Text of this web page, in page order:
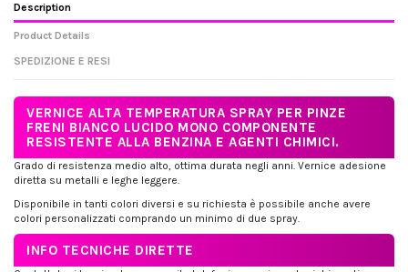
Description
Product Details
SPEDIZIONE E RESI
VERNICE ALTA TEMPERATURA SPRAY PER PINZE
FRENI BIANCO LUCIDO MONO COMPONENTE
RESISTENTE ALLA BENZINA E AGENTI CHIMICI.
Grado di resistenza medio alto, ottima durata negli anni. Vernice adesione
diretta su metalli e leghe leggere.
Disponibile in tanti colori diversi e su richiesta è possibile anche avere
colori personalizzati comprando un minimo di due spray.
INFO TECNICHE DIRETTE